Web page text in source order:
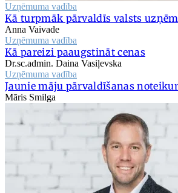
Uzņēmuma vadība
Kā turpmāk pārvaldīs valsts
Anna Vaivade
Uzņēmuma vadība
Kā pareizi paaugstināt cenas
Dr.sc.admin. Daina Vasiļevska
Uzņēmuma vadība
Jaunie māju pārvaldīšanas
Māris Smilga